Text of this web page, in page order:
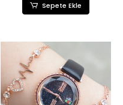
Sepete Ekle